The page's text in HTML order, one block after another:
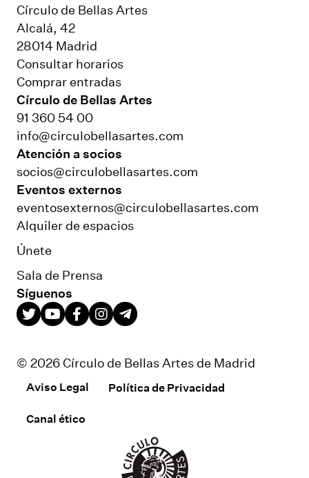
Círculo de Bellas Artes
Alcalá, 42
28014 Madrid
Consultar horarios
Comprar entradas
Círculo de Bellas Artes
91 360 54 00
info@circulobellasartes.com
Atención a socios
socios@circulobellasartes.com
Eventos externos
eventosexternos@circulobellasartes.com
Alquiler de espacios
Únete
Sala de Prensa
Síguenos
© 2026 Círculo de Bellas Artes de Madrid
Aviso Legal Política de Privacidad
Canal ético